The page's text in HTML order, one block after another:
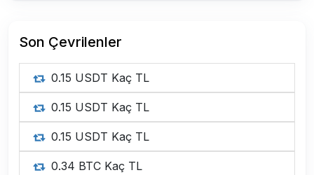
Son Çevrilenler
0.15 USDT Kaç TL
0.15 USDT Kaç TL
0.15 USDT Kaç TL
0.34 BTC Kaç TL